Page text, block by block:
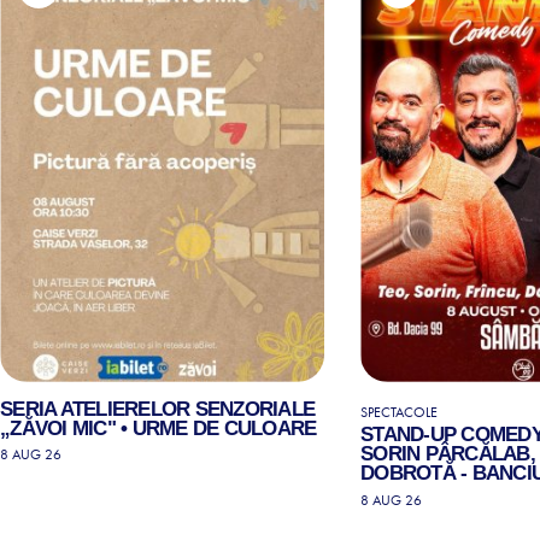
SERIA ATELIERELOR SENZORIALE
„ZĂVOI MIC" • URME DE CULOARE
8 AUG 26
SPECTACOLE
STAND-UP
SORIN PÂRCĂLAB,
DOBROTĂ -
8 AUG 26